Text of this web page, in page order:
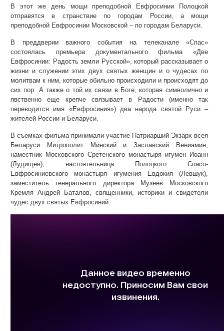
В этот же день мощи преподобной Евфросинии Полоцкой
отправятся в странствие по городам России, а мощи
преподобной Евфросинии Московской – по городам Беларуси.
В преддверии важного события на телеканале «Спас»
состоялась премьера документального фильма «Две
Евфросинии: Радость земли Русской», который рассказывает о
жизни и служении этих двух святых женщин и о чудесах по
молитвам к ним, которые обильно происходили и происходят до
сих пор. А также о той их связи в Боге, которая символично и
явственно еще крепче связывает в Радости (именно так
переводится имя «Евфросиния») два народа святой Руси –
жителей России и Беларуси.
В съемках фильма принимали участие Патриарший Экзарх всея
Беларуси Митрополит Минский и Заславский Вениамин,
наместник Московского Сретенского монастыря игумен Иоанн
(Лудищев), настоятельница Полоцкого Спасо-
Евфросиниевского монастыря игумения Евдокия (Левшук),
заместитель генерального директора Музеев Московского
Кремля Андрей Баталов, священники, историки и свидетели
чудес двух святых Евфросиний.